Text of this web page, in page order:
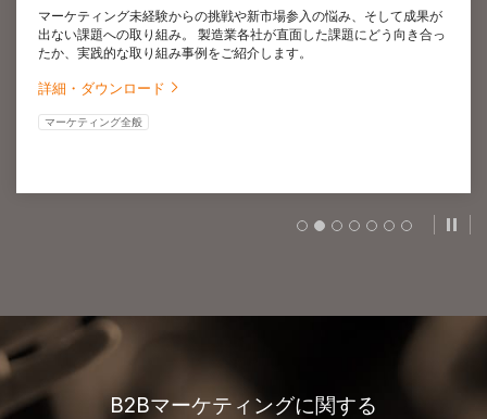
マーケティング未経験からの挑戦や新市場参入の悩み、そして成果が
出ない課題への取り組み。 製造業各社が直面した課題にどう向き合っ
たか、実践的な取り組み事例をご紹介します。
詳細・ダウンロード
マーケティング全般
B2Bマーケティングに関する